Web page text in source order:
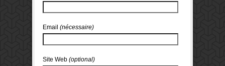
Email (nécessaire)
Site Web (optional)